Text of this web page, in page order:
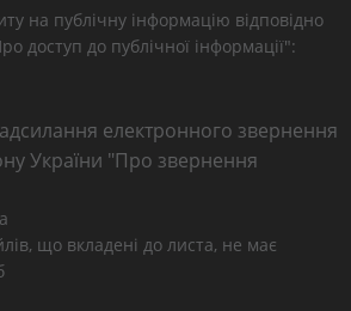
на публічну інформацію відповідно
доступ до публічної інформації":
електронного звернення
України "Про звернення
що вкладені до листа, не має